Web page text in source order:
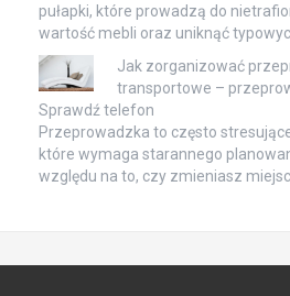
pułapki, które prowadzą do
wartość mebli oraz uniknąć
Jak zorganizować
transportowe –
Sprawdź telefon
Przeprowadzka to często
które wymaga starannego
względu na to, czy zmieniasz